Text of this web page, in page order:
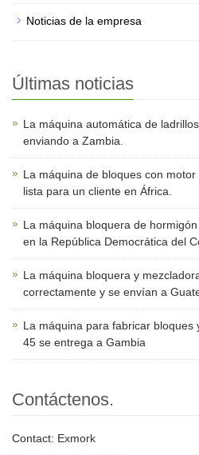
Noticias de la empresa
Últimas noticias
La máquina automática de
enviando a Zambia.
La máquina de bloques con
lista para un cliente en África.
La máquina bloquera de
en la República Democrática del
La máquina bloquera y
correctamente y se envían a
La máquina para fabricar bloques
45 se entrega a Gambia
Contáctenos.
Contact: Exmork